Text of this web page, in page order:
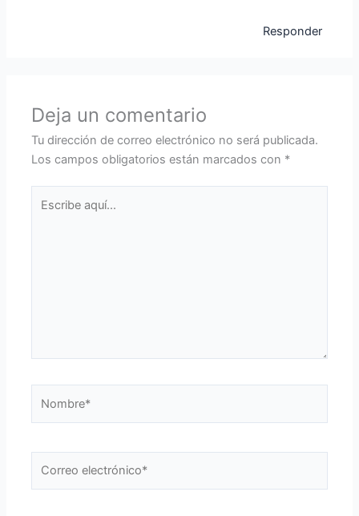
Responder
Deja un comentario
Tu dirección de correo electrónico no será publicada.
Los campos obligatorios están marcados con *